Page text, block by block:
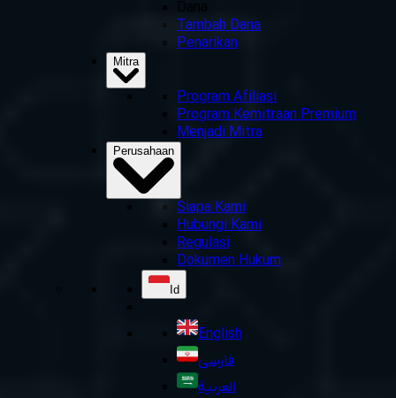
Tambah Dana
Penarikan
Mitra
Program Afiliasi
Program Kemitraan Premium
Menjadi Mitra
Perusahaan
Siapa Kami
Hubungi Kami
Regulasi
Dokumen Hukum
Id
English
فارسی
العربية